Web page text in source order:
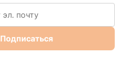
Подписаться